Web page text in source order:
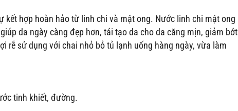
kết hợp hoàn hảo từ linh chi và mật ong. Nước linh chi mật ong
da ngày càng đẹp hơn, tái tạo da cho da căng mịn, giảm bớt
rễ sử dụng với chai nhỏ bỏ tủ lạnh uống hàng ngày, vừa làm
tinh khiết, đường.